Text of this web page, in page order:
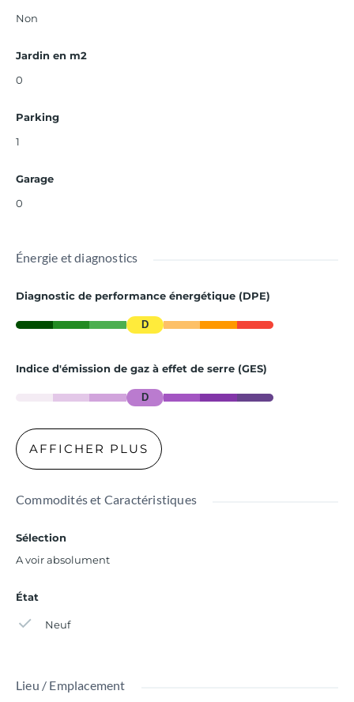
Non
Jardin en m2
0
Parking
1
Garage
0
Énergie et diagnostics
Diagnostic de performance énergétique (DPE)
D
Indice d'émission de gaz à effet de serre (GES)
D
AFFICHER PLUS
Commodités et Caractéristiques
Sélection
A voir absolument
État
Neuf
Lieu / Emplacement